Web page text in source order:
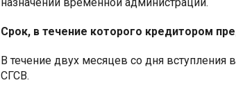
Срок, в течение которого кредитором
В течение двух месяцев со дня вступления
СГСВ.